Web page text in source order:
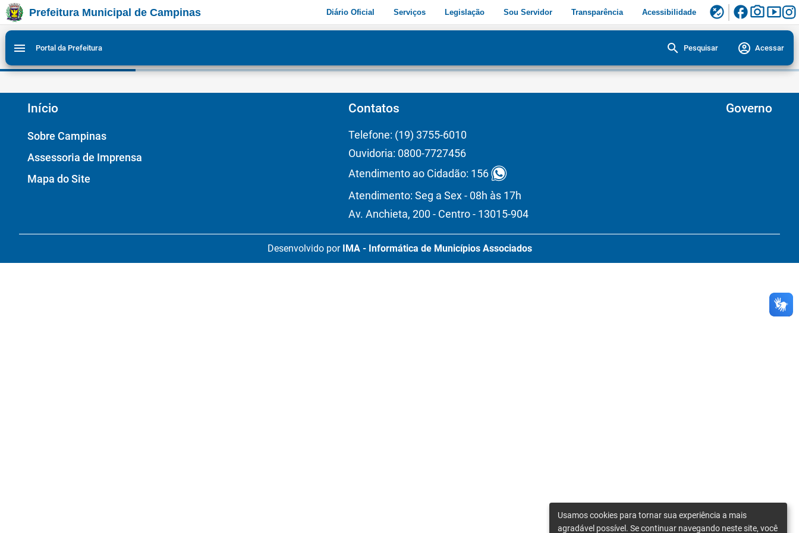
Ir para conteudo 1
Ir para menu do site da Prefeitura de Campinas
Ligar/Desligar contraste visual de tela para acessibilidade
Prefeitura Municipal de Campinas Diário Oficial Serviços Legislação Sou Servidor Transparência Acessibilidade flaky facebookphoto_camerasmart_display
menu Portal da Prefeitura search Pesquisar account_circle Acessar
Início
Sobre Campinas
Assessoria de Imprensa
Mapa do Site
Contatos
Telefone: (19) 3755-6010
Ouvidoria: 0800-7727456
Atendimento ao Cidadão: 156
Atendimento: Seg a Sex - 08h às 17h
Av. Anchieta, 200 - Centro - 13015-904
Governo
Desenvolvido por IMA - Informática de Municípios Associados
Usamos cookies para tornar sua experiência a mais
agradável possível. Se continuar navegando neste site, você